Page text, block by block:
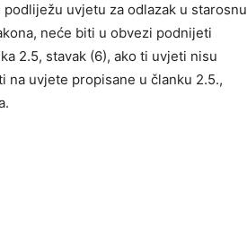
uvjetu za odlazak u starosnu
neće biti u obvezi podnijeti
2.5, stavak (6), ako ti uvjeti nisu
na uvjete propisane u članku 2.5.,